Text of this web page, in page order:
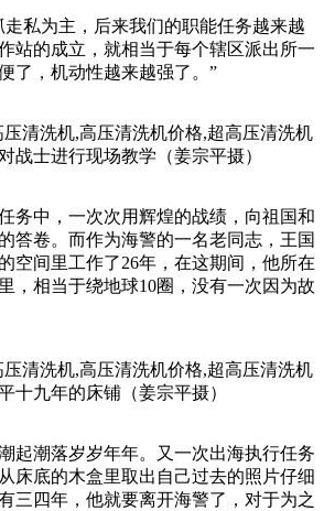
私为主，后来我们的职能任务越来越
站的成立，就相当于每个辖区派出所一
了，机动性越来越强了。”
战士进行现场教学（姜宗平摄）
务中，一次次用辉煌的战绩，向祖国和
答卷。而作为海警的一名老同志，王国
空间里工作了26年，在这期间，他所在
，相当于绕地球10圈，没有一次因为故
十九年的床铺（姜宗平摄）
起潮落岁岁年年。又一次出海执行任务
床底的木盒里取出自己过去的照片仔细
三四年，他就要离开海警了，对于为之